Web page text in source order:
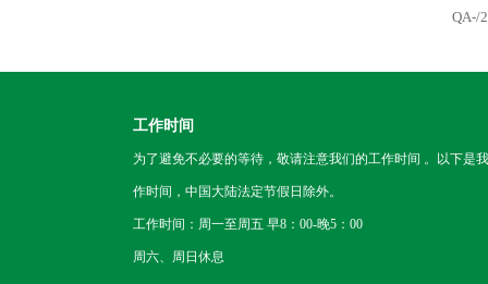
QA-/
工作时间
为了避免不必要的等待，敬请注意我们的工作时间 。以下是
作时间，中国大陆法定节假日除外。
工作时间：周一至周五 早8：00-晚5：00
周六、周日休息